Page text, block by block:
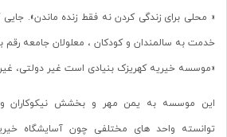
« محلی برای زندگی کردن نه فقط زنده ماندن». جایی
خدمت به سالمندان و کودکان ، معلولان جامعه رقم
«موسسه خیریه کهریزک بنیادی است غیر دولتی،
این موسسه به یمن مهر و بخشش نیکوکاران و
توانسته واحد های مختلفی چون آسایشگاه